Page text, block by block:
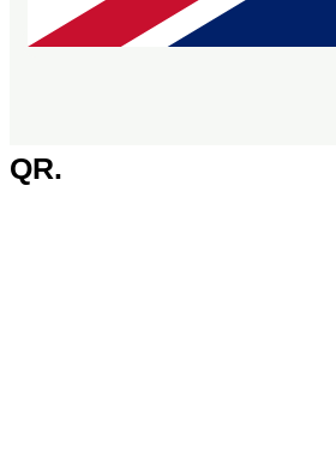
QR.